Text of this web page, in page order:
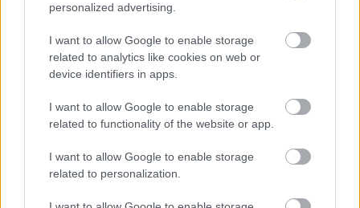
personalized advertising.
I want to allow Google to enable storage
related to analytics like cookies on web or
device identifiers in apps.
I want to allow Google to enable storage
related to functionality of the website or app.
I want to allow Google to enable storage
related to personalization.
Búcsúznak az Ikarusok a BKV-tól
III. rész: A 400-asok megjelenése és elterjedése
Az új Mercedesek és a Solaris trolik érkezésével és a
metrópótlás végeztével lezárul egy korszak a BKV